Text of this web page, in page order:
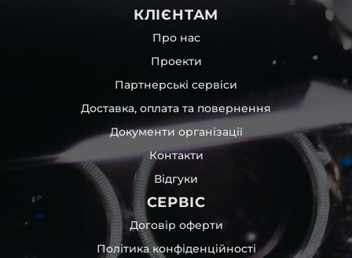
КЛІЄНТАМ
Про нас
Проекти
Партнерські сервіси
Доставка, оплата та повернення
Документи організації
Контакти
Відгуки
СЕРВІС
Договір оферти
Політика конфіденційності